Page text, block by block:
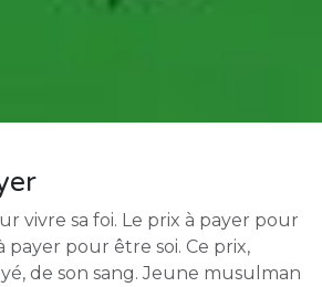
vivre sa foi. Le prix à payer pour
payer pour être soi. Ce prix,
de son sang. Jeune musulman